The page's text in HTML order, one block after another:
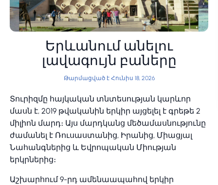
Երևանում անելու
լավագույն բաները
Թարմացված է Հունիս 18, 2026
Տուրիզմը հայկական տնտեսության կարևոր
մասն է, 2019 թվականին երկիր այցելել է գրեթե 2
միլիոն մարդ։ Այս մարդկանց մեծամասնությունը
ժամանել է Ռուսաստանից, Իրանից, Միացյալ
Նահանգներից և Եվրոպական Միության
երկրներից։
Աշխարհում 9-րդ ամենաապահով երկիր